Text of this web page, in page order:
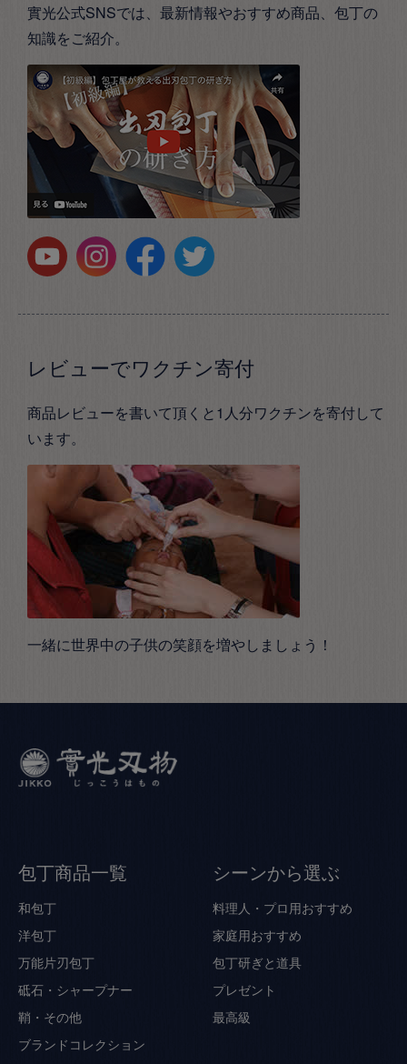
實光公式SNSでは、最新情報やおすすめ商品、包丁の
知識をご紹介。
レビューでワクチン寄付
商品レビューを書いて頂くと1人分ワクチンを寄付して
います。
一緒に世界中の子供の笑顔を増やしましょう！
包丁商品一覧
和包丁
洋包丁
万能片刃包丁
砥石・シャープナー
鞘・その他
ブランドコレクション
シーンから選ぶ
料理人・プロ用おすすめ
家庭用おすすめ
包丁研ぎと道具
プレゼント
最高級